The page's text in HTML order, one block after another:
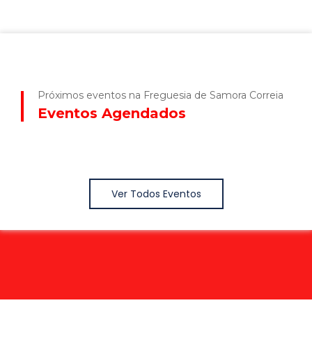
Próximos eventos na Freguesia de Samora Correia
Eventos Agendados
Ver Todos Eventos